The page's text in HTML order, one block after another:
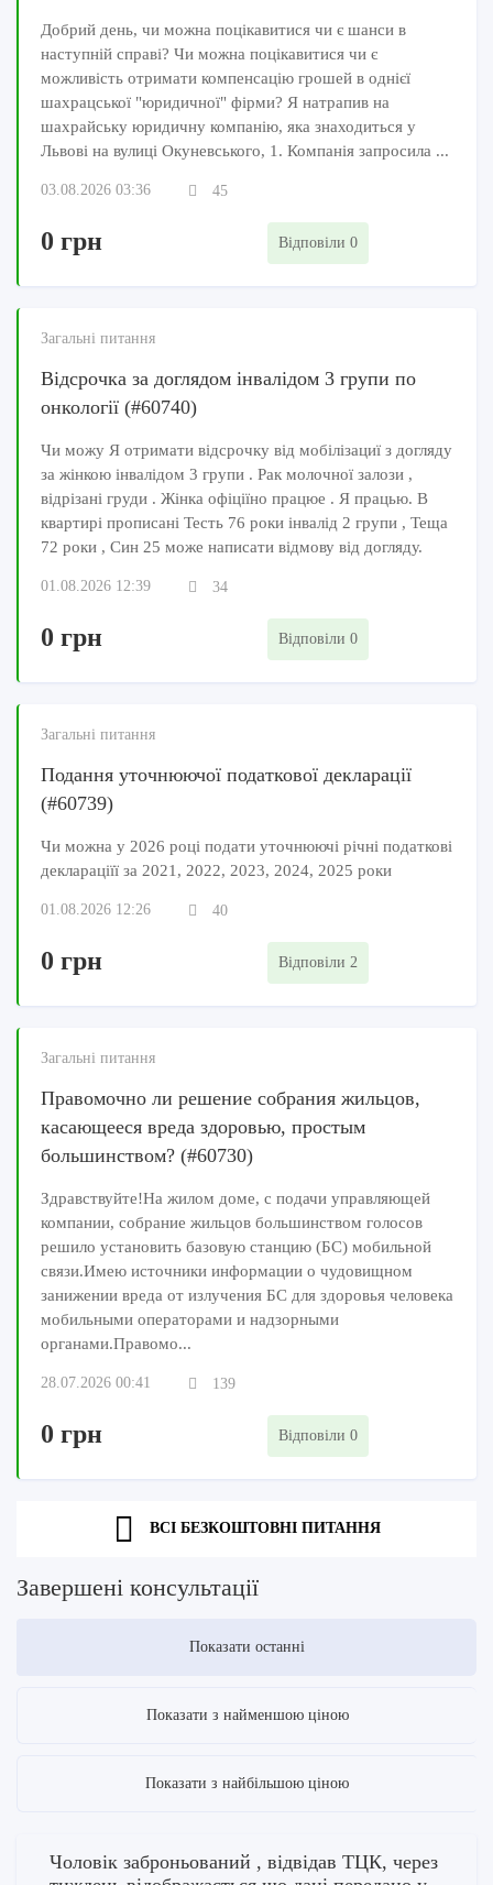
Добрий день, чи можна поцікавитися чи є шанси в
наступній справі? Чи можна поцікавитися чи є
можливість отримати компенсацію грошей в однієї
шахрацської "юридичної" фірми? Я натрапив на
шахрайську юридичну компанію, яка знаходиться у
Львові на вулиці Окуневського, 1. Компанія запросила ...
03.08.2026 03:36 45
0 грн Відповіли 0
Загальні питання
Відсрочка за доглядом інвалідом 3 групи по
онкології (#60740)
Чи можу Я отримати відсрочку від мобілізациї з догляду
за жінкою інвалідом 3 групи . Рак молочної залози ,
відрізані груди . Жінка офіціїно працюе . Я працью. В
квартирі прописані Тесть 76 роки інвалід 2 групи , Теща
72 роки , Син 25 може написати відмову від догляду.
01.08.2026 12:39 34
0 грн Відповіли 0
Загальні питання
Подання уточнюючої податкової декларації
(#60739)
Чи можна у 2026 році подати уточнюючі річні податкові
деклараціїї за 2021, 2022, 2023, 2024, 2025 роки
01.08.2026 12:26 40
0 грн Відповіли 2
Загальні питання
Правомочно ли решение собрания жильцов,
касающееся вреда здоровью, простым
большинством? (#60730)
Здравствуйте!На жилом доме, с подачи управляющей
компании, собрание жильцов большинством голосов
решило установить базовую станцию (БС) мобильной
связи.Имею источники информации о чудовищном
занижении вреда от излучения БС для здоровья человека
мобильными операторами и надзорными
органами.Правомо...
28.07.2026 00:41 139
0 грн Відповіли 0
ВСІ БЕЗКОШТОВНІ ПИТАННЯ
Завершені консультації
Показати останні
Показати з найменшою ціною
Показати з найбільшою ціною
Чоловік заброньований , відвідав ТЦК, через